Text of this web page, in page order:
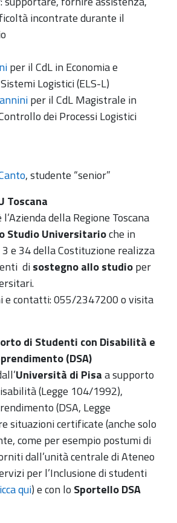
incontrate durante il
per il CdL in Economia e
Logistici (ELS-L)
per il CdL Magistrale in
dei Processi Logistici
, studente “senior”
Toscana
l’Azienda della Regione Toscana
Studio Universitarioche in
e 34 della Costituzione realizza
disostegno allo studioper
e contatti: 055/2347200 o visita
di Studenti con Disabilità e
(DSA)
Università di Pisaa supporto
(Legge 104/1992),
(DSA, Legge
situazioni certificate (anche solo
come per esempio postumi di
dall’unità centrale di Ateneo
per l’Inclusione di studenti
qui) e con lo Sportello DSA